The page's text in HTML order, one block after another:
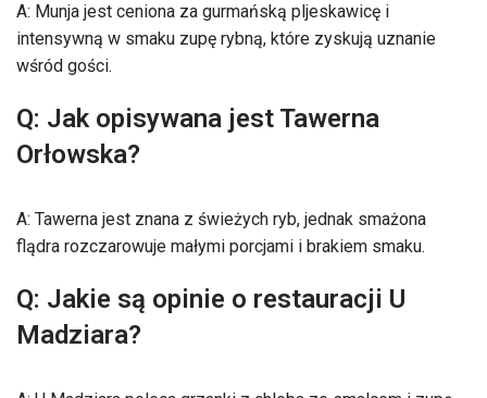
A: Munja jest ceniona za gurmańską pljeskawicę i
intensywną w smaku zupę rybną, które zyskują uznanie
wśród gości.
Q: Jak opisywana jest Tawerna
Orłowska?
A: Tawerna jest znana z świeżych ryb, jednak smażona
flądra rozczarowuje małymi porcjami i brakiem smaku.
Q: Jakie są opinie o restauracji U
Madziara?